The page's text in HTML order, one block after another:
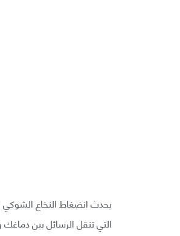
يحدث انضغاط النخاع
التي تنقل الرسائل بين